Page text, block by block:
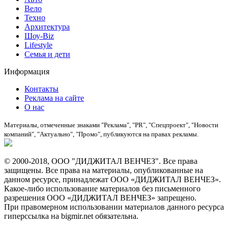
Вело
Техно
Архитектура
Шоу-Biz
Lifestyle
Семья и дети
Информация
Контакты
Реклама на сайте
О нас
Материалы, отмеченные знаками "Реклама", "PR", "Спецпроект", "Новости
компаний", "Актуально", "Промо", публикуются на правах рекламы.
© 2000-2018, ООО "ДИДЖИТАЛ ВЕНЧЕЗ". Все права
защищены. Все права на материалы, опубликованные на
данном ресурсе, принадлежат ООО «ДИДЖИТАЛ ВЕНЧЕЗ».
Какое-либо использование материалов без письменного
разрешения ООО «ДИДЖИТАЛ ВЕНЧЕЗ» запрещено.
При правомерном использовании материалов данного ресурса
гиперссылка на bigmir.net обязательна.